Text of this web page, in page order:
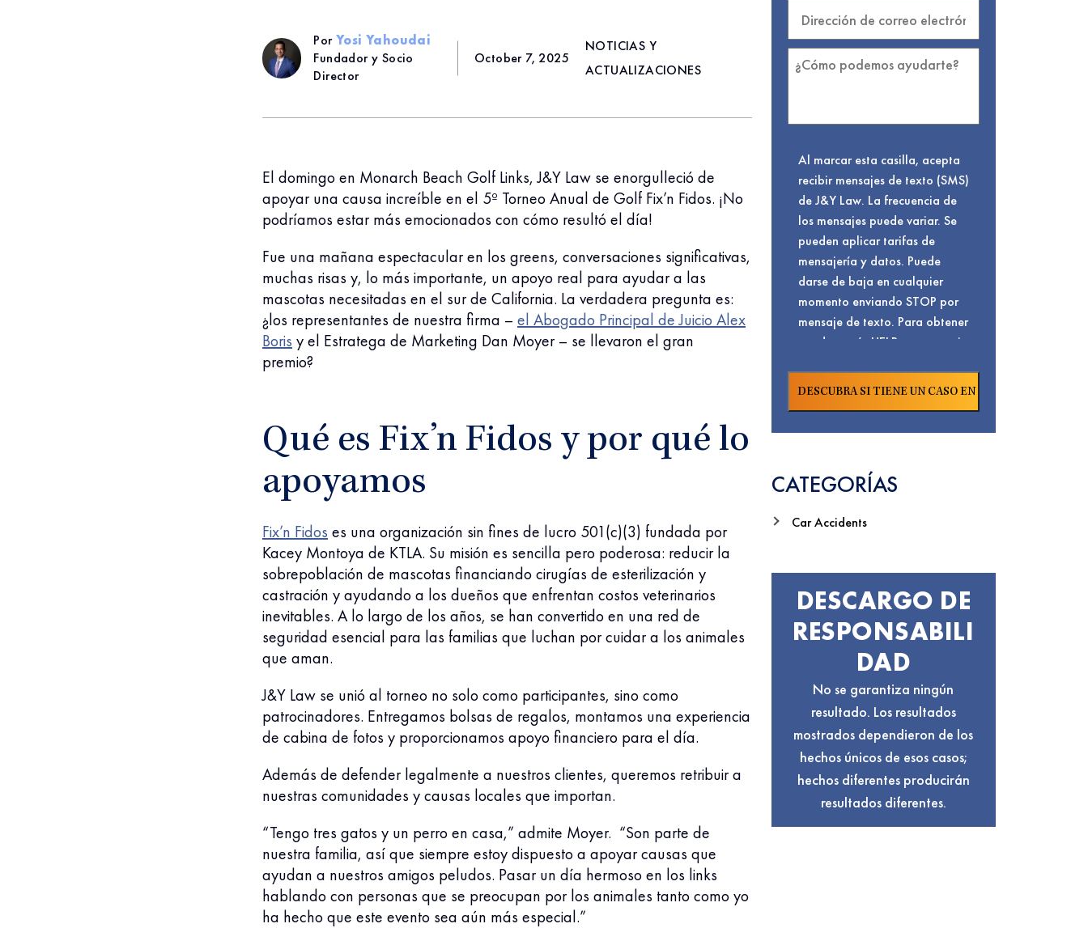
PorYosi Yahoudai
Fundador y Socio
Director
October 7, 2025
NOTICIAS Y
ACTUALIZACIONES
El domingo en Monarch Beach Golf Links, J&Y Law se enorgulleció de
apoyar una causa increíble en el 5º Torneo Anual de Golf Fix’n Fidos. ¡No
podríamos estar más emocionados con cómo resultó el día!
Fue una mañana espectacular en los greens, conversaciones significativas,
muchas risas y, lo más importante, un apoyo real para ayudar a las
mascotas necesitadas en el sur de California. La verdadera pregunta es:
¿los representantes de nuestra firma – el Abogado Principal de Juicio Alex
Boris y el Estratega de Marketing Dan Moyer – se llevaron el gran
premio?
Qué es Fix’n Fidos y por qué lo
apoyamos
Fix’n Fidos es una organización sin fines de lucro 501(c)(3) fundada por
Kacey Montoya de KTLA. Su misión es sencilla pero poderosa: reducir la
sobrepoblación de mascotas financiando cirugías de esterilización y
castración y ayudando a los dueños que enfrentan costos veterinarios
inevitables. A lo largo de los años, se han convertido en una red de
seguridad esencial para las familias que luchan por cuidar a los animales
que aman.
J&Y Law se unió al torneo no solo como participantes, sino como
patrocinadores. Entregamos bolsas de regalos, montamos una experiencia
de cabina de fotos y proporcionamos apoyo financiero para el día.
Además de defender legalmente a nuestros clientes, queremos retribuir a
nuestras comunidades y causas locales que importan.
“Tengo tres gatos y un perro en casa,” admite Moyer. “Son parte de
nuestra familia, así que siempre estoy dispuesto a apoyar causas que
ayudan a nuestros amigos peludos. Pasar un día hermoso en los links
hablando con personas que se preocupan por los animales tanto como yo
ha hecho que este evento sea aún más especial.”
Al marcar esta casilla, acepta
recibir mensajes de texto (SMS)
de J&Y Law. La frecuencia de
los mensajes puede variar. Se
pueden aplicar tarifas de
mensajería y datos. Puede
darse de baja en cualquier
momento enviando STOP por
mensaje de texto. Para obtener
ayuda, envíe HELP por mensaje
CATEGORÍAS
Car Accidents
DESCARGO DE
RESPONSABILI
DAD
No se garantiza ningún
resultado. Los resultados
mostrados dependieron de los
hechos únicos de esos casos;
hechos diferentes producirán
resultados diferentes.